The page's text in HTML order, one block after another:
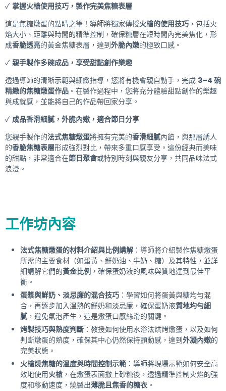
✓ 掌握火槍使用技巧，製作完美焦糖表層
這是焦糖燉蛋的點睛之筆！導師將獨家傳授火槍的使用技巧 ，包括火
焰大小、距離與時間的精準控制，確保糖層在短時間內完美焦化，形
成香脆透亮的黃金焦糖表層，達到外脆內嫩的極致口感。
✓ 親手製作多碗成品，享受甜點創作樂趣
透過導師的清晰示範與細緻指導，您將有機會親自動手，完成 3–4 碗
精緻的焦糖燉蛋作品 。在製作過程中，您將充分體驗甜點創作的樂趣
與成就感，並能將自己的作品帶回家分享。
✓ 成品香滑細膩，外脆內嫩，適合節日分享
您親手製作的法式焦糖燉蛋將擁有完美的香滑細膩內餡，與那層誘人
的香脆焦糖表層形成強烈對比，帶來多重口感享受。這份經典而美味
的甜點，非常適合在節日聚會或特別時刻與親友分享，共同品味法式
浪漫。
工作坊內容
法式焦糖燉蛋的材料介紹與比例講解 ：導師將介紹製作焦糖燉蛋
所需的主要食材（如蛋黃、鮮奶油、牛奶、糖）及其特性，並詳
細講解它們的黃金比例 ，確保蛋奶液的風味與質地達到最佳平
衡。
蛋漿與鮮奶、淡忌廉的混合技巧 ：學習如何將蛋黃與糖均勻混
合，再逐步加入溫熱的鮮奶和淡忌廉，確保蛋奶液質地均勻細
膩 ，避免氣泡產生，這是燉蛋口感絲滑的關鍵。
烤製技巧與熟度判斷 ：教授如何使用水浴法烘烤燉蛋，以及如何
判斷燉蛋的熟度，確保其中心仍然保持顫動感，達到外凝內嫩的
完美狀態。
火槍燒焦糖的溫度與時間控制示範 ：導師將現場示範如何安全高
效地使用火槍 ，在燉蛋表面撒上砂糖後，透過精準控制火焰的強
度和移動速度，燒製出薄脆且焦香的糖衣 。